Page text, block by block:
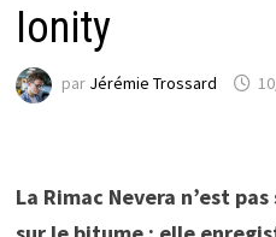
Ionity
par Jérémie Trossard
La Rimac Nevera n’est